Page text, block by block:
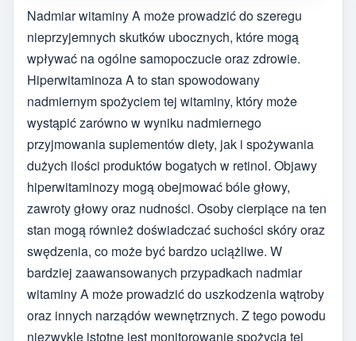
Nadmiar witaminy A może prowadzić do szeregu
nieprzyjemnych skutków ubocznych, które mogą
wpływać na ogólne samopoczucie oraz zdrowie.
Hiperwitaminoza A to stan spowodowany
nadmiernym spożyciem tej witaminy, który może
wystąpić zarówno w wyniku nadmiernego
przyjmowania suplementów diety, jak i spożywania
dużych ilości produktów bogatych w retinol. Objawy
hiperwitaminozy mogą obejmować bóle głowy,
zawroty głowy oraz nudności. Osoby cierpiące na ten
stan mogą również doświadczać suchości skóry oraz
swędzenia, co może być bardzo uciążliwe. W
bardziej zaawansowanych przypadkach nadmiar
witaminy A może prowadzić do uszkodzenia wątroby
oraz innych narządów wewnętrznych. Z tego powodu
niezwykle istotne jest monitorowanie spożycia tej